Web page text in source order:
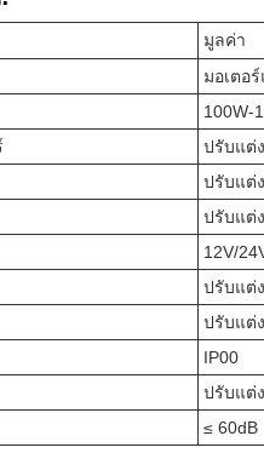
มูลค่า
มอเตอ
100W-
ปรับแต่ง
ปรับแต่ง
ปรับแต่ง
12V/
ปรับแต่ง
ปรับแต่ง
IP00
ปรับแต่ง
≤ 60dB